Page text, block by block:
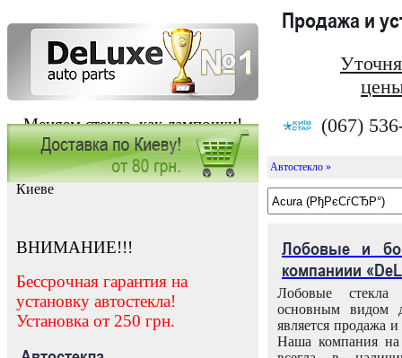
Меняем стекла, как лампочки!
Продажа и
(067)
Заказать установку автостекла в
Киеве
ВНИМАНИЕ!!!
Бессрочная гарантия на
установку автостекла!
Установка от 250 грн.
Автостекло »
Лобовые и
компаниии
Лобовые
основным видом
является продажа и
Наша компания на